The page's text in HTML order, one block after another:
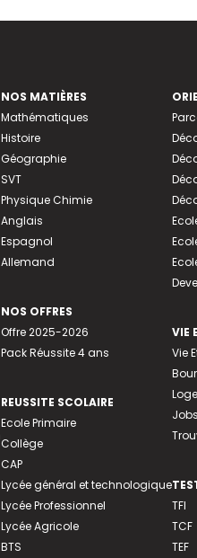
NOS MATIÈRES
Mathématiques
Histoire
Géographie
SVT
Physique Chimie
Anglais
Espagnol
Allemand
NOS OFFRES
Offre 2025-2026
Pack Réussite 4 ans
REUSSITE SCOLAIRE
Ecole Primaire
Collège
CAP
Lycée général et technologique
Lycée Professionnel
Lycée Agricole
BTS
VIE
Vie
TFI
TCF
TEF